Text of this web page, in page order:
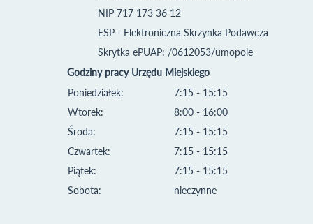
NIP 717 173 36 12
ESP - Elektroniczna Skrzynka Podawcza
Skrytka ePUAP: /0612053/umopole
Godziny pracy Urzędu Miejskiego
Poniedziałek:
Wtorek:
Środa:
Czwartek:
Piątek:
Sobota:
7:15 - 15:15
8:00 - 16:00
7:15 - 15:15
7:15 - 15:15
7:15 - 15:15
nieczynne